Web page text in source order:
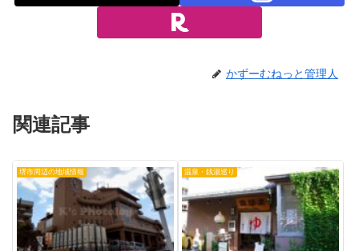
かずーむねっと管理人
関連記事
堺市周辺の地域情報 温泉・銭湯巡り